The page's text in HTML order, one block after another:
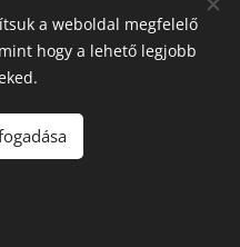
Kavics Kft.
a weboldal megfelelő
hogy a lehető legjobb